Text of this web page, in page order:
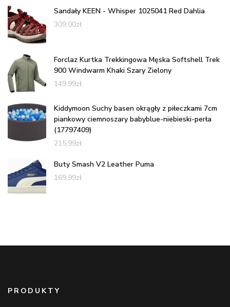
Sandały KEEN - Whisper 1025041 Red Dahlia
309,00zł
Forclaz Kurtka Trekkingowa Męska Softshell Trek
900 Windwarm Khaki Szary Zielony
149,99zł
Kiddymoon Suchy basen okrągły z piłeczkami 7cm
piankowy ciemnoszary babyblue-niebieski-perła
(17797409)
215,99zł
Buty Smash V2 Leather Puma
169,99zł
PRODUKTY